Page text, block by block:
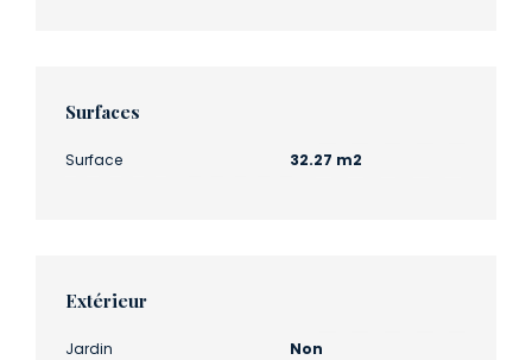
Surfaces
Surface 32.27 m2
Extérieur
Jardin Non